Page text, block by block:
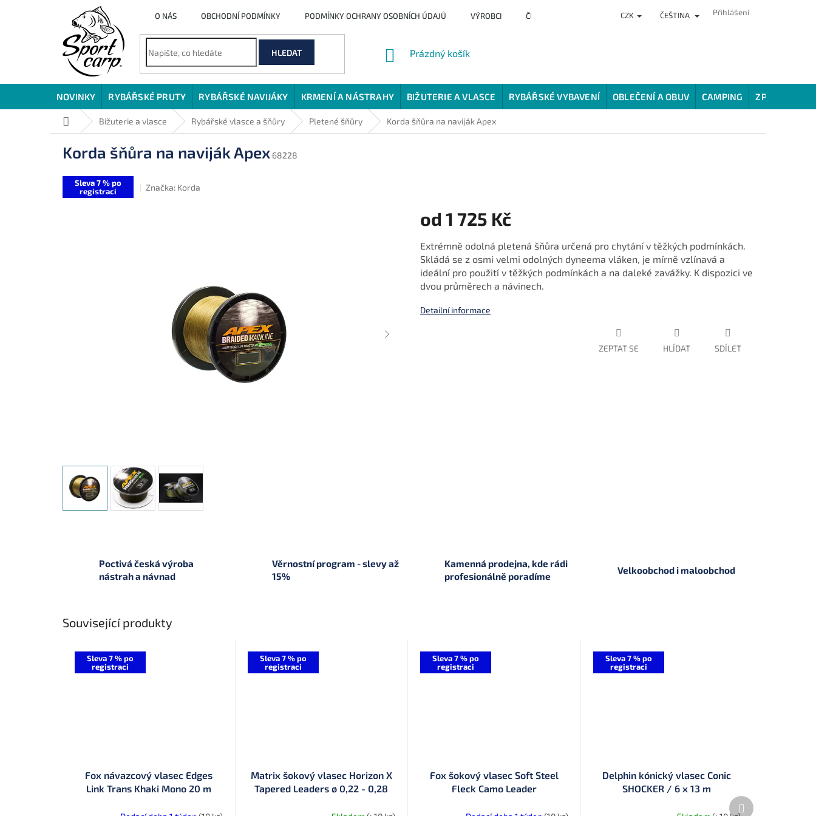
O NÁS OBCHODNÍ PODMÍNKY PODMÍNKY OCHRANY OSOBNÍCH ÚDAJŮ VÝROBCI ČLÁNKY HODNOCENÍ OBCHODU VĚRNOSTNÍ
CZK ČEŠTINA Přihlášení
HLEDAT
NÁKUPNÍ
Prázdný košík
NOVINKY RYBÁŘSKÉ PRUTY RYBÁŘSKÉ NAVIJÁKY KRMENÍ A NÁSTRAHY BIŽUTERIE A VLASCE RYBÁŘSKÉ VYBAVENÍ OBLEČENÍ A OBUV CAMPING ZPŮSOBY
Domů Bižuterie a vlasce Rybářské vlasce a šňůry Pletené šňůry Korda šňůra na naviják Apex
Korda šňůra na naviják Apex 68228
Sleva 7 % po
registraci
Značka: Korda
od 1 725 Kč
cena:
Extrémně odolná pletená šňůra určená pro chytání v těžkých podmínkách.
Skládá se z osmi velmi odolných dyneema vláken, je mírně vzlínavá a
ideální pro použití v těžkých podmínkách a na daleké zavážky. K dispozici ve
dvou průměrech a návinech.
Detailní informace
ZEPTAT SE HLÍDAT SDÍLET
Poctivá česká výroba
nástrah a návnad
Věrnostní program - slevy až
15%
Kamenná prodejna, kde rádi
profesionálně poradíme
Velkoobchod i maloobchod
Související produkty
Sleva 7 % po
registraci
Fox návazcový vlasec Edges
Link Trans Khaki Mono 20 m
Sleva 7 % po
registraci
Matrix šokový vlasec Horizon X
Tapered Leaders ø 0,22 - 0,28
Sleva 7 % po
registraci
Fox šokový vlasec Soft Steel
Fleck Camo Leader
Sleva 7 % po
registraci
Delphin kónický vlasec Conic
SHOCKER / 6 x 13 m
Další
produkt